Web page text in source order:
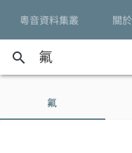
粵音資料集叢 關於
search
氟